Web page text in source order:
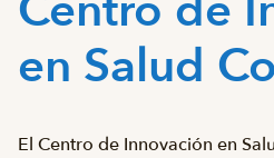
en Salud
El Centro de Innovación en